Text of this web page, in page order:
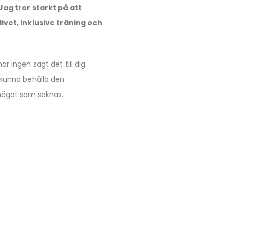
tror starkt på att
inklusive träning och
ingen sagt det till dig.
behålla den
som saknas.